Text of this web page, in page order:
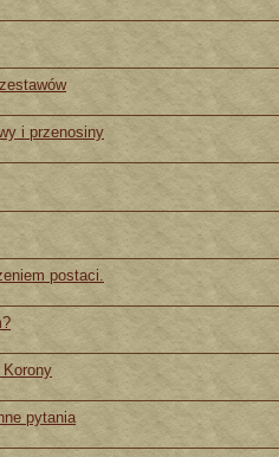
i przenosiny
postaci.
Korony
pytania